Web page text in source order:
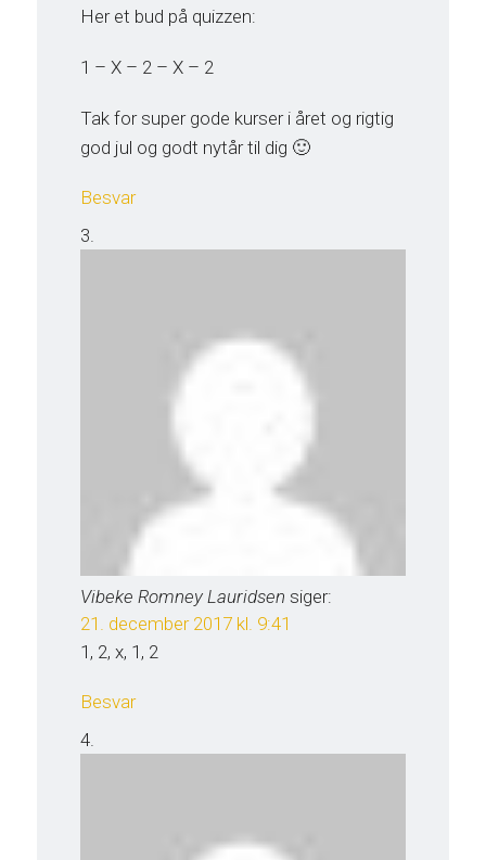
Her et bud på quizzen:
1 – X – 2 – X – 2
Tak for super gode kurser i året og rigtig
god jul og godt nytår til dig 🙂
Besvar
Vibeke Romney Lauridsen siger:
21. december 2017 kl. 9:41
1, 2, x, 1, 2
Besvar